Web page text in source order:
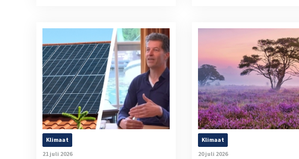
Klimaat
21 juli 2026
Klimaat
20 juli 2026